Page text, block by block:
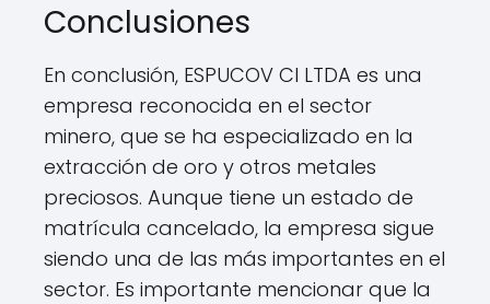
Conclusiones
En conclusión, ESPUCOV CI LTDA es una
empresa reconocida en el sector
minero, que se ha especializado en la
extracción de oro y otros metales
preciosos. Aunque tiene un estado de
matrícula cancelado, la empresa sigue
siendo una de las más importantes en el
sector. Es importante mencionar que la